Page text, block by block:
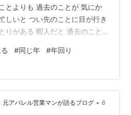
とよりも 過去のことが 気にか
しいと つい先のことに目が行き
りがある 暇人だと 過去のこと
うのとは また違うんですね。
の時・・・ などと ふと 情景が
る感覚です。 年と共に 私の神
質からか 友人に恵まれていたの
てしまうことも多く 疎遠…
#同じ年 #年回り
元アパレル営業マンが語るブログ • 8